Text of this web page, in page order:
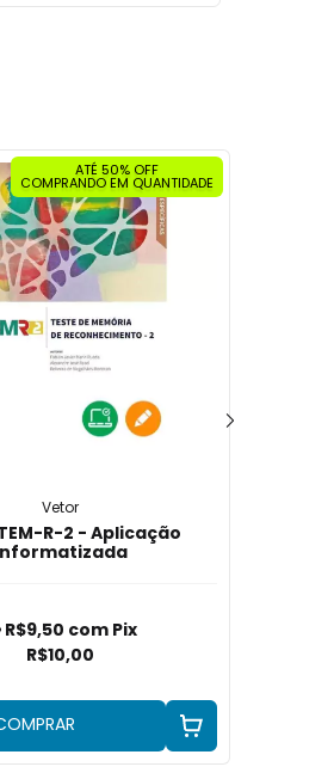
ATÉ 50% OFF
COMPRANDO EM QUANTIDADE
Vetor
R-2 - Aplicação
R$10,00
R$9,50 com Pix